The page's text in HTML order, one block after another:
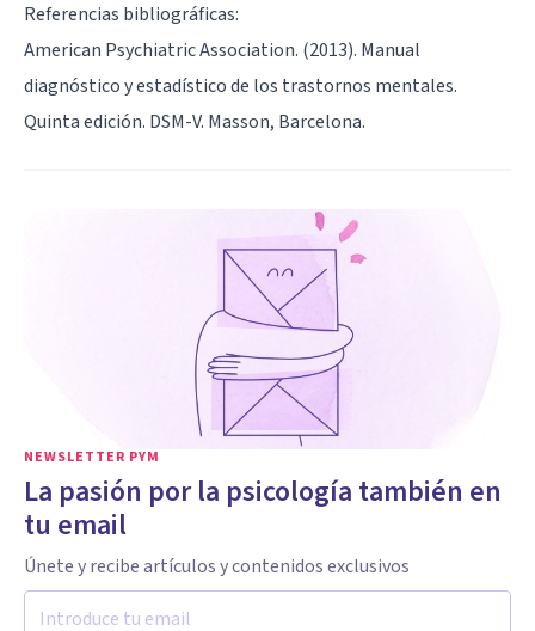
Referencias bibliográficas:
American Psychiatric Association. (2013). Manual
diagnóstico y estadístico de los trastornos mentales.
Quinta edición. DSM-V. Masson, Barcelona.
NEWSLETTER PYM
La pasión por la psicología también en
tu email
Únete y recibe artículos y contenidos exclusivos